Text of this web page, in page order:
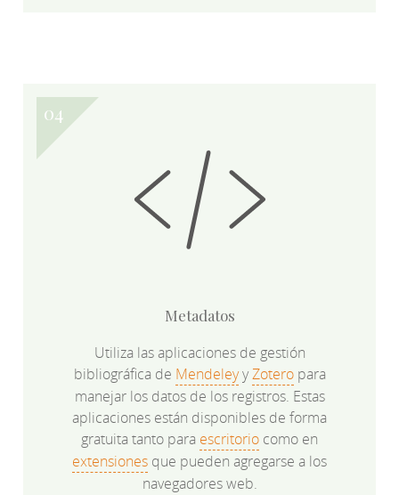
Metadatos
Utiliza las aplicaciones de gestión
bibliográfica de MendeleyyZoteropara
manejar los datos de los registros. Estas
aplicaciones están disponibles de forma
gratuita tanto para escritorio como en
extensiones que pueden agregarse a los
navegadores web.